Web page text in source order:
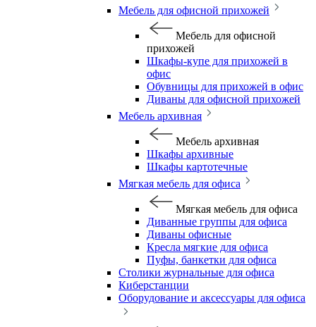
Мебель для офисной прихожей
Мебель для офисной
прихожей
Шкафы-купе для прихожей в
офис
Обувницы для прихожей в офис
Диваны для офисной прихожей
Мебель архивная
Мебель архивная
Шкафы архивные
Шкафы картотечные
Мягкая мебель для офиса
Мягкая мебель для офиса
Диванные группы для офиса
Диваны офисные
Кресла мягкие для офиса
Пуфы, банкетки для офиса
Столики журнальные для офиса
Киберстанции
Оборудование и аксессуары для офиса